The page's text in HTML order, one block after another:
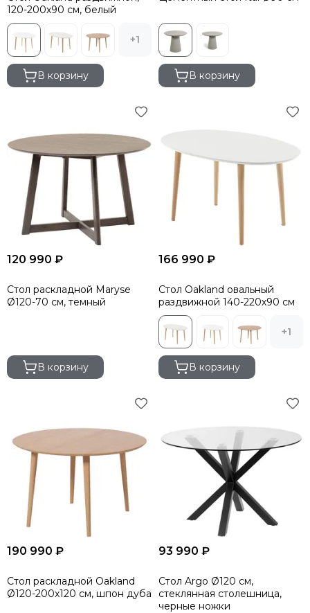
Smart Solutions
Liberty Jones
TYPHOON
Siesta Contract
PAPATYA
Tagliamento
DOIY
Gaber
Scolaro
Vical
Aromas del Campo
EMU
THEUMBRELA
Rever
BIZZ
120-200х90 см, белый
+1
В корзину В корзину
120 990 ₽
Стол раскладной Maryse
Ø120-70 см, темный
В корзину
166 990 ₽
Стол Oakland овальный
раздвижной 140-220х90 см
+1
В корзину
190 990 ₽
Стол раскладной Oakland
Ø120-200x120 см, шпон дуба
93 990 ₽
Стол Argo Ø120 см,
стеклянная столешница,
черные ножки